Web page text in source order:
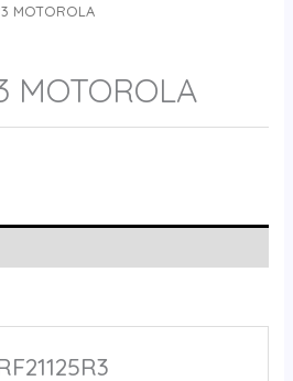
MOTOROLA
MOTOROLA